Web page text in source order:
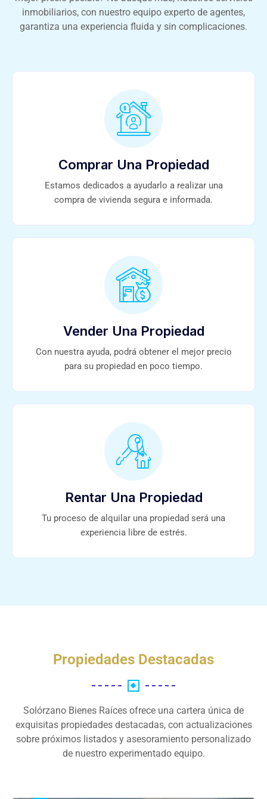
inmobiliarios, con nuestro equipo experto de agentes,
garantiza una experiencia fluida y sin complicaciones.
Comprar Una Propiedad
Estamos dedicados a ayudarlo a realizar una
compra de vivienda segura e informada.
Vender Una Propiedad
Con nuestra ayuda, podrá obtener el mejor precio
para su propiedad en poco tiempo.
Rentar Una Propiedad
Tu proceso de alquilar una propiedad será una
experiencia libre de estrés.
Propiedades Destacadas
Solórzano Bienes Raíces ofrece una cartera única de
exquisitas propiedades destacadas, con actualizaciones
sobre próximos listados y asesoramiento personalizado
de nuestro experimentado equipo.